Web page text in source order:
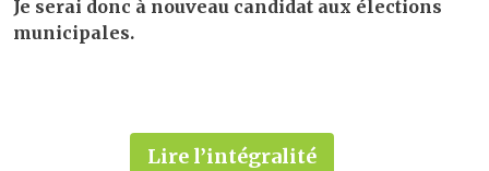
Je serai donc à nouveau candidat aux élections
municipales.
Lire l’intégralité